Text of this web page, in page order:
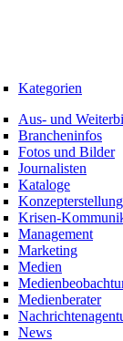
Kategorien
Aus- und
Brancheninfos
Fotos und Bilder
Journalisten
Kataloge
Konzepterstellung
Krisen-
Management
Marketing
Medien
Medienberater
News